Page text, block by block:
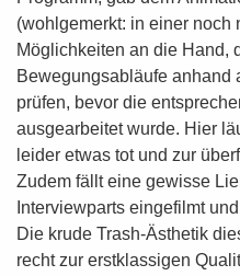
(wohlgemerkt: in einer
Möglichkeiten an die Hand,
Bewegungsabläufe anhand
prüfen, bevor die
ausgearbeitet wurde. Hier
leider etwas tot und zur
Zudem fällt eine gewisse
Interviewparts eingefilmt
Die krude Trash-Ästhetik
recht zur erstklassigen